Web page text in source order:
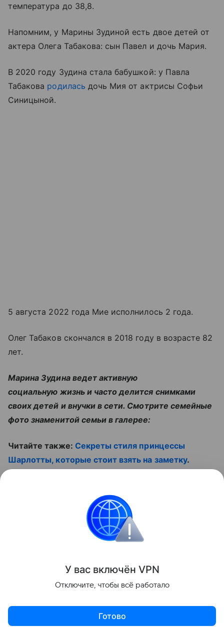
температура до 38,8.
Напомним, у Марины Зудиной есть двое детей от
актера Олега Табакова: сын Павел и дочь Мария.
В 2020 году Зудина стала бабушкой: у Павла
Табакова родилась дочь Мия от актрисы Софьи
Синицыной.
5 августа 2022 года Мие исполнилось 2 года.
Олег Табаков скончался в 2018 году в возрасте 82
лет.
Марина Зудина ведет активную
социальную жизнь и часто делится снимками
своих детей и внучки в сети. Смотрите семейные
фото знаменитой семьи в галерее:
Читайте также: Секреты стиля принцессы
Шарлотты, которые стоит взять на заметку.
Контент недоступен
Поделиться
У вас включён VPN
Отключите, чтобы всё работало
Готово